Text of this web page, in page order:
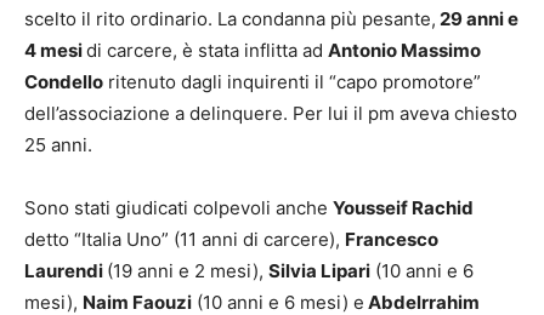
scelto il rito ordinario. La condanna più pesante, 29 anni e
4 mesidi carcere, è stata inflitta ad Antonio Massimo
Condello ritenuto dagli inquirenti il “capo promotore”
dell’associazione a delinquere. Per lui il pm aveva chiesto
25 anni.
Sono stati giudicati colpevoli anche Yousseif Rachid
detto “Italia Uno” (11 anni di carcere), Francesco
Laurendi (19 anni e 2 mesi), Silvia Lipari (10 anni e 6
mesi), Naim Faouzi (10 anni e 6 mesi) e Abdelrrahim